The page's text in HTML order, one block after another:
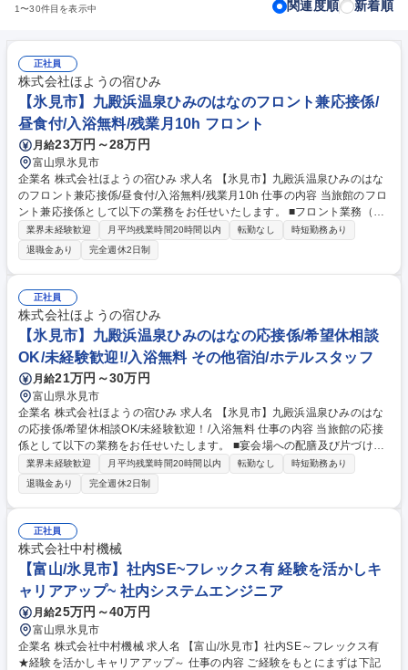
1〜30件目を表示中 関連度順 新着順
正社員
株式会社ほようの宿ひみ
【氷見市】九殿浜温泉ひみのはなのフロント兼応接係/
昼食付/入浴無料/残業月10h フロント
月給23万円～28万円
富山県氷見市
企業名 株式会社ほようの宿ひみ 求人名 【氷見市】九殿浜温泉ひみのはな
のフロント兼応接係/昼食付/入浴無料/残業月10h 仕事の内容 当旅館のフロ
ント兼応接係として以下の業務をお任せいたします。 ■フロント業務（チ
ェックイン・チェックアウト手続き、電話応対） ■応接業務（配膳・客室
清掃） など 【具体的には】 フロント兼応接係としての業務は、旅館の顔
としての役割を果たします。チェックイン・チェックアウト手続き、予約
管理、電話対応、宿泊客の質問や要望に応じたサービス提供等が含まれま
す。また、客室への案内やお茶出し、滞在中のアテンド、食事の説明等、
お客様の快適な宿泊体験をサポートするため多岐にわたる接客業務を行い
ます。 募集職種 【氷見市】九殿浜温泉ひみのはなのフロント兼応接係/昼
食付/入浴無料/残業月10h
業界未経験歓迎 月平均残業時間20時間以内 転勤なし
時短勤務あり
退職金あり
完全週休2日制
正社員
株式会社ほようの宿ひみ
【氷見市】九殿浜温泉ひみのはなの応接係/希望休相談
OK/未経験歓迎!/入浴無料 その他宿泊/ホテルスタッフ
月給21万円～30万円
富山県氷見市
企業名 株式会社ほようの宿ひみ 求人名 【氷見市】九殿浜温泉ひみのはな
の応接係/希望休相談OK/未経験歓迎！/入浴無料 仕事の内容 当旅館の応接
係として以下の業務をお任せいたします。 ■宴会場への配膳及び片づけ
（食事専用フロアでの作業） ■客室清掃、布団上げ ■休憩、宿泊のお客様
用お茶セット他の準備 など 【具体的には】 旅館の応接係は、宿泊客のお
出迎えからお見送りまでの接客業務を担います。客室への案内、食事の準
備と提供、宿泊客の要望への対応、旅館の施設や周辺情報の案内、客室の
清掃状態のチェック、お土産選びのアシスタンスなどが含まれます。宿泊
客の快適な滞在をサポートし、心地よい体験を提供する役割を果たしま
す。 ※基本的に個室への配膳業務はありません。 募集職種 【氷見市】九
殿浜温泉ひみのはなの応接係/希望休相談OK/未経験歓迎！/入浴無料
業界未経験歓迎 月平均残業時間20時間以内 転勤なし
時短勤務あり
退職金あり
完全週休2日制
正社員
株式会社中村機械
【富山/氷見市】社内SE~フレックス有 経験を活かしキ
ャリアアップ~ 社内システムエンジニア
月給25万円～40万円
富山県氷見市
企業名 株式会社中村機械 求人名 【富山/氷見市】社内SE～フレックス有
★経験を活かしキャリアアップ～ 仕事の内容 ご経験をもとにまずは下記